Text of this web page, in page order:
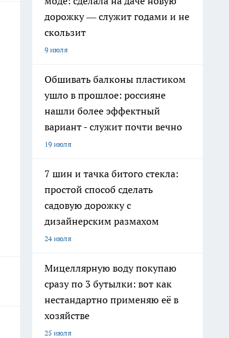
дорожку — служит годами и не
скользит
9 июля
Обшивать балконы пластиком
ушло в прошлое: россияне
нашли более эффектный
вариант - служит почти вечно
19 июля
7 шин и тачка битого стекла:
простой способ сделать
садовую дорожку с
дизайнерским размахом
24 июля
Мицеллярную воду покупаю
сразу по 3 бутылки: вот как
нестандартно применяю её в
хозяйстве
25 июля